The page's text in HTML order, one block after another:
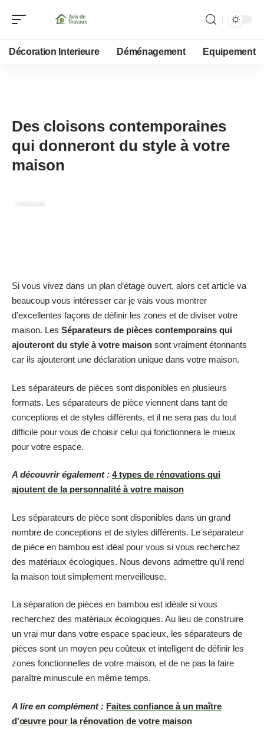
Décoration Interieure Déménagement Equipement
Des cloisons contemporaines
qui donneront du style à votre
maison
TRAVAUX
Si vous vivez dans un plan d’étage ouvert, alors cet article va
beaucoup vous intéresser car je vais vous montrer
d’excellentes façons de définir les zones et de diviser votre
maison. Les Séparateurs de pièces contemporains qui
ajouteront du style à votre maison sont vraiment étonnants
car ils ajouteront une déclaration unique dans votre maison.
Les séparateurs de pièces sont disponibles en plusieurs
formats. Les séparateurs de pièce viennent dans tant de
conceptions et de styles différents, et il ne sera pas du tout
difficile pour vous de choisir celui qui fonctionnera le mieux
pour votre espace.
A découvrir également : 4 types de rénovations qui
ajoutent de la personnalité à votre maison
Les séparateurs de pièce sont disponibles dans un grand
nombre de conceptions et de styles différents. Le séparateur
de pièce en bambou est idéal pour vous si vous recherchez
des matériaux écologiques. Nous devons admettre qu’il rend
la maison tout simplement merveilleuse.
La séparation de pièces en bambou est idéale si vous
recherchez des matériaux écologiques. Au lieu de construire
un vrai mur dans votre espace spacieux, les séparateurs de
pièces sont un moyen peu coûteux et intelligent de définir les
zones fonctionnelles de votre maison, et de ne pas la faire
paraître minuscule en même temps.
A lire en complément : Faites confiance à un maître
d'œuvre pour la rénovation de votre maison